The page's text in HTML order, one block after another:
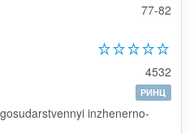
77-82
4532
РИНЦ
inzhenerno-